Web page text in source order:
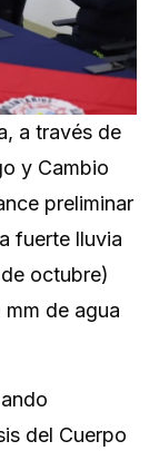
a través de
y Cambio
preliminar
fuerte lluvia
octubre)
de agua
del Cuerpo